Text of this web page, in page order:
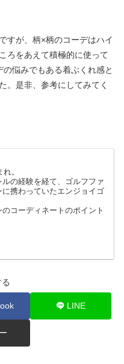
すが、柄×柄のコーデはハイ
ろをあえて積極的に使って
悩みでもある着ぶくれ感と
。是非、参考にしてみてく
。
の経験を経て、ゴルフファ
に携わっていたエンジョイゴ
コーディネートのポイント
LINE